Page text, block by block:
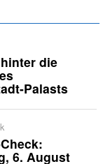
die
Palasts
6. August